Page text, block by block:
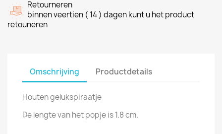
Retourneren
binnen veertien ( 14 ) dagen kunt u het product
retouneren
Omschrijving Productdetails
Houten gelukspiraatje
De lengte van het popje is 1.8 cm.